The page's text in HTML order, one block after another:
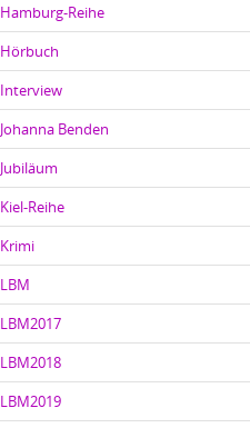
Hamburg-Reihe
Hörbuch
Interview
Johanna Benden
Jubiläum
Kiel-Reihe
Krimi
LBM
LBM2017
LBM2018
LBM2019